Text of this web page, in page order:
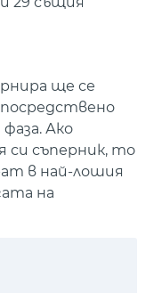
ще се
Ако
си съперник, то
в най-лошия
на